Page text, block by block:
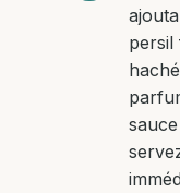
persil